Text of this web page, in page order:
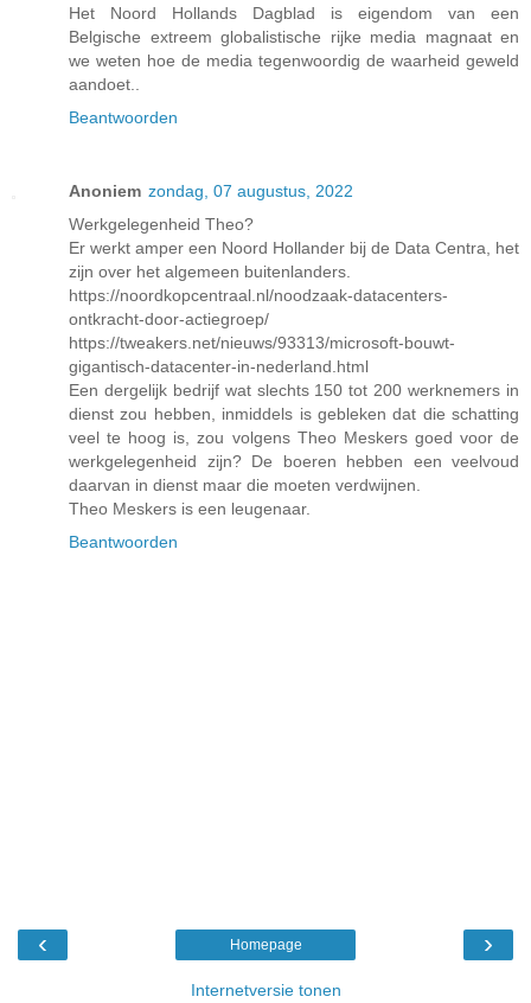
Het Noord Hollands Dagblad is eigendom van een
Belgische extreem globalistische rijke media magnaat en
we weten hoe de media tegenwoordig de waarheid geweld
aandoet..
Beantwoorden
Anoniem zondag, 07 augustus, 2022
Werkgelegenheid Theo?
Er werkt amper een Noord Hollander bij de Data Centra, het
zijn over het algemeen buitenlanders.
https://noordkopcentraal.nl/noodzaak-datacenters-
ontkracht-door-actiegroep/
https://tweakers.net/nieuws/93313/microsoft-bouwt-
gigantisch-datacenter-in-nederland.html
Een dergelijk bedrijf wat slechts 150 tot 200 werknemers in
dienst zou hebben, inmiddels is gebleken dat die schatting
veel te hoog is, zou volgens Theo Meskers goed voor de
werkgelegenheid zijn? De boeren hebben een veelvoud
daarvan in dienst maar die moeten verdwijnen.
Theo Meskers is een leugenaar.
Beantwoorden
‹ ›
Homepage
Internetversie tonen